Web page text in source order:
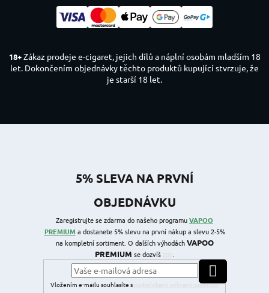
18+Zákaz prodeje e-cigaret, jejich dílů a náplní osobám mladším 18
let. Dokončením objednávky těchto produktů kupující stvrzuje, že
je starší 18 let.
5% SLEVA NA PRVNÍ
OBJEDNÁVKU
Zaregistrujte se zdarma do našeho programuVAPOO
PREMIUM a dostanete 5% slevu na první nákup a slevu 2-5%
na kompletní sortiment. O dalších výhodáchVAPOO
PREMIUM se dozvíš
Vložením e-mailu souhlasíte s
podmínkami ochrany osobních